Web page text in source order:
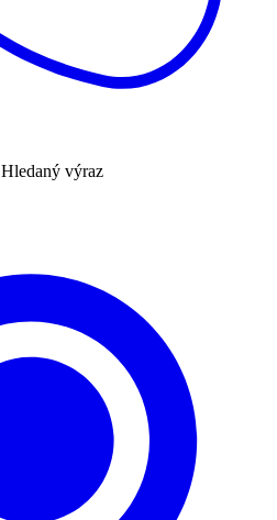
Hledaný výraz